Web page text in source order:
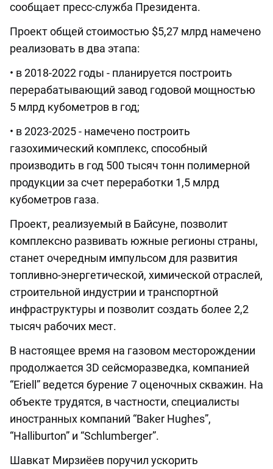
сообщает пресс-служба Президента.
Проект общей стоимостью $5,27 млрд намечено
реализовать в два этапа:
• в 2018-2022 годы - планируется построить
перерабатывающий завод годовой мощностью
5 млрд кубометров в год;
• в 2023-2025 - намечено построить
газохимический комплекс, способный
производить в год 500 тысяч тонн полимерной
продукции за счет переработки 1,5 млрд
кубометров газа.
Проект, реализуемый в Байсуне, позволит
комплексно развивать южные регионы страны,
станет очередным импульсом для развития
топливно-энергетической, химической отраслей,
строительной индустрии и транспортной
инфраструктуры и позволит создать более 2,2
тысяч рабочих мест.
В настоящее время на газовом месторождении
продолжается 3D сейсморазведка, компанией
“Eriell” ведется бурение 7 оценочных скважин. На
объекте трудятся, в частности, специалисты
иностранных компаний “Baker Hughes”,
“Halliburton” и “Schlumberger”.
Шавкат Мирзиёев поручил ускорить